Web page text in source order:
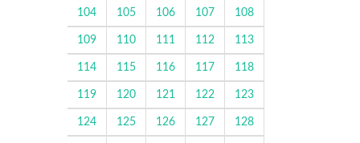
104 105 106 107 108
109 110 111 112 113
114 115 116 117 118
119 120 121 122 123
124 125 126 127 128